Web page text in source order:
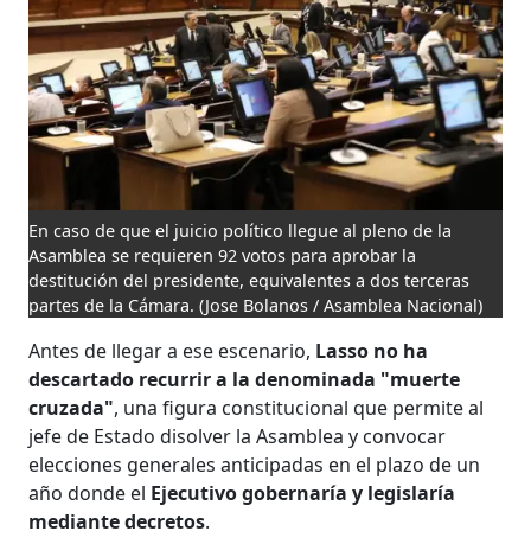
En caso de que el juicio político llegue al pleno de la
Asamblea se requieren 92 votos para aprobar la
destitución del presidente, equivalentes a dos terceras
partes de la Cámara. (Jose Bolanos / Asamblea Nacional)
Antes de llegar a ese escenario, Lasso no ha
descartado recurrir a la denominada "muerte
cruzada", una figura constitucional que permite al
jefe de Estado disolver la Asamblea y convocar
elecciones generales anticipadas en el plazo de un
año donde el Ejecutivo gobernaría y legislaría
mediante decretos.